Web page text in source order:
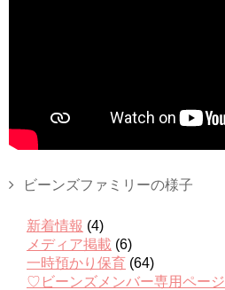
ビーンズファミリーの様子
新着情報 (4)
メディア掲載 (6)
一時預かり保育 (64)
♡ビーンズメンバー専用ページ